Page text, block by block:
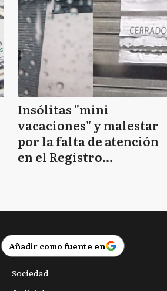
Insólitas "mini
vacaciones" y malestar
por la falta de atención
en el Registro
Añadir como fuente en
Sociedad